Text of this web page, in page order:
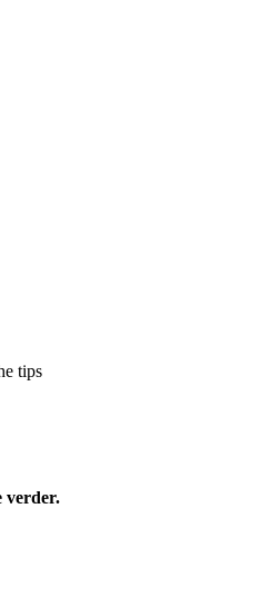
tips
verder.